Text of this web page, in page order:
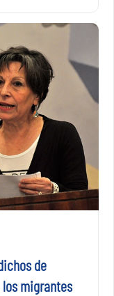
de
los migrantes